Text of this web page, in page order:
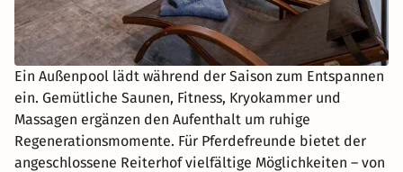
Ein Außenpool lädt während der Saison zum Entspannen
ein. Gemütliche Saunen, Fitness, Kryokammer und
Massagen ergänzen den Aufenthalt um ruhige
Regenerationsmomente. Für Pferdefreunde bietet der
angeschlossene Reiterhof vielfältige Möglichkeiten – von